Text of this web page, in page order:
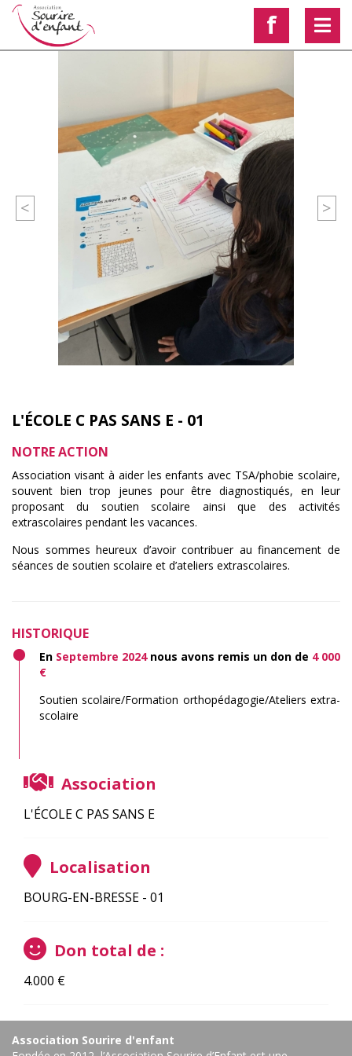
f
< >
L'ÉCOLE C PAS SANS E - 01
NOTRE ACTION
Association visant à aider les enfants avec TSA/phobie scolaire,
souvent bien trop jeunes pour être diagnostiqués, en leur
proposant du soutien scolaire ainsi que des activités
extrascolaires pendant les vacances.
Nous sommes heureux d’avoir contribuer au financement de
séances de soutien scolaire et d’ateliers extrascolaires.
HISTORIQUE
En Septembre 2024nous avons remis un don de 4 000
€
Soutien scolaire/Formation orthopédagogie/Ateliers extra-
scolaire
Association
L'ÉCOLE C PAS SANS E
Localisation
BOURG-EN-BRESSE - 01
Don total de :
4.000 €
Association Sourire d'enfant